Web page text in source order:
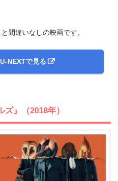
試し解約もOK／／
間違いなしの映画です。
NEXTで見る
ズ』（2018年）